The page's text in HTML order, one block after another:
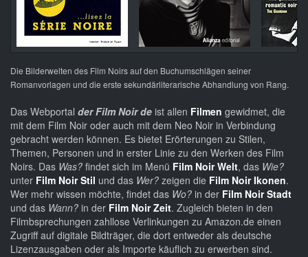
Die Bilderwelten des Film Noirs auf den Buchumschlägen seiner
Romanvorlagen und die erste sekundärliterarische Abhandlung von Rang.
Das Webportal der Film Noir de ist allen Filmen gewidmet, die
mit dem Film Noir oder auch mit dem Neo Noir in Verbindung
gebracht werden können. Es bietet Erörterungen zu Stilen,
Themen, Personen und in erster Linie zu den Werken des Film
Noirs. Das Was? findet sich im Menü Film Noir Welt, das Wie?
unter Film Noir Stil und das Wer? zeigen die Film Noir Ikonen.
Wer mehr wissen möchte, findet das Wo? in der Film Noir Stadt
und das Wann? in der Film Noir Zeit. Zugleich bieten in den
Filmbsprechungen zahllose Verlinkungen zu Amazon.de einen
Zugriff auf digitale Bildträger, die dort entweder als deutsche
Lizenzausgaben oder als Importe käuflich zu erwerben sind.